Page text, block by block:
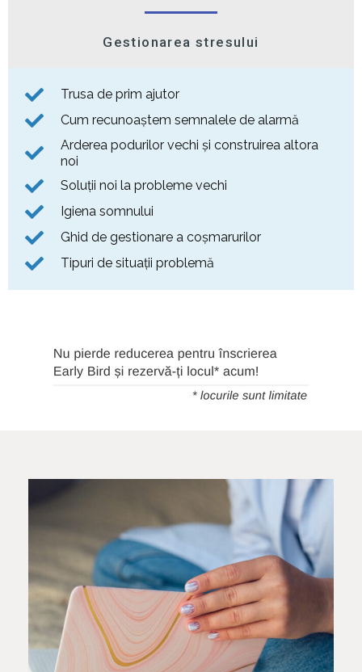
Gestionarea stresului
Trusa de prim ajutor
Cum recunoaștem semnalele de alarmă
Arderea podurilor vechi și construirea altora
noi
Soluții noi la probleme vechi
Igiena somnului
Ghid de gestionare a coșmarurilor
Tipuri de situații problemă